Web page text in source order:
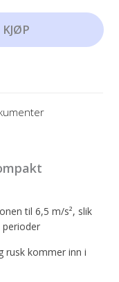
KJØP
til 6,5 m/s², slik
rusk kommer inn i